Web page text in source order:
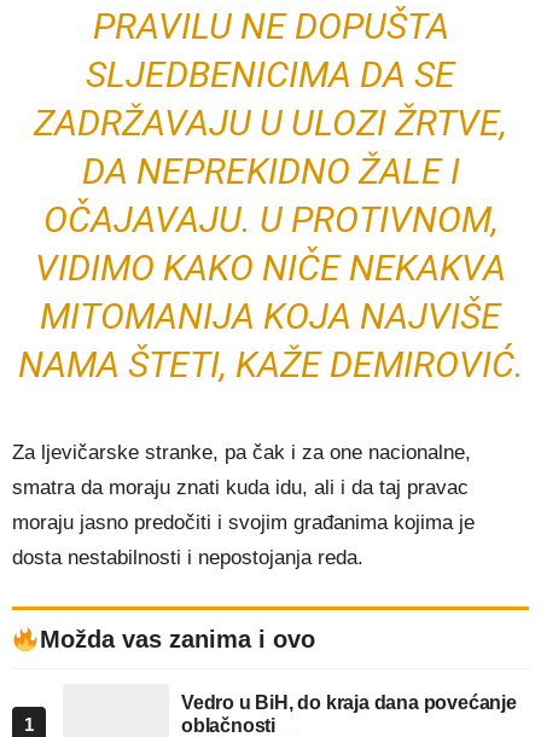
PRAVILU NE DOPUŠTA
SLJEDBENICIMA DA SE
ZADRŽAVAJU U ULOZI ŽRTVE,
DA NEPREKIDNO ŽALE I
OČAJAVAJU. U PROTIVNOM,
VIDIMO KAKO NIČE NEKAKVA
MITOMANIJA KOJA NAJVIŠE
NAMA ŠTETI, KAŽE DEMIROVIĆ.
Za ljevičarske stranke, pa čak i za one nacionalne,
smatra da moraju znati kuda idu, ali i da taj pravac
moraju jasno predočiti i svojim građanima kojima je
dosta nestabilnosti i nepostojanja reda.
Možda vas zanima i ovo
1
Vedro u BiH, do kraja dana povećanje
oblačnosti